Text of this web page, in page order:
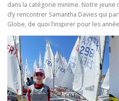
dans la catégorie minime. Notre jeune
d’y rencontrer Samantha Davies qui
Globe, de quoi l’inspirer pour les